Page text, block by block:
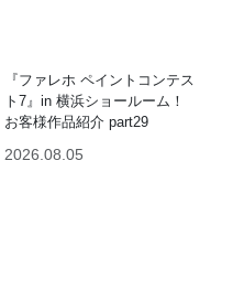
『ファレホ ペイントコンテス
ト7』in 横浜ショールーム！
お客様作品紹介 part29
2026.08.05